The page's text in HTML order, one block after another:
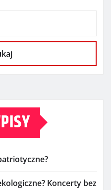
Koncerty bez